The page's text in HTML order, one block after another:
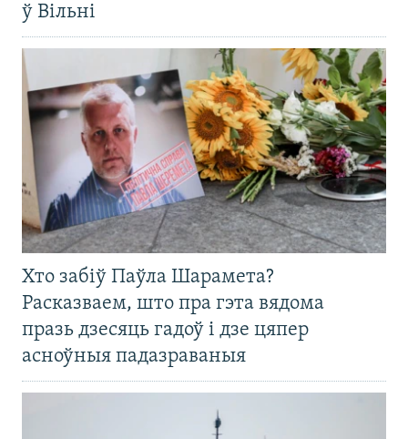
ў Вільні
Хто забіў Паўла Шарамета?
Расказваем, што пра гэта вядома
празь дзесяць гадоў і дзе цяпер
асноўныя падазраваныя